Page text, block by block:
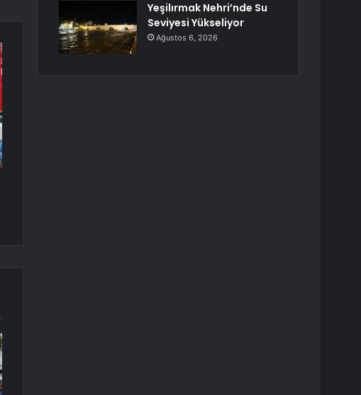
Yeşilırmak Nehri’nde Su
Seviyesi Yükseliyor
Ağustos 6, 2026